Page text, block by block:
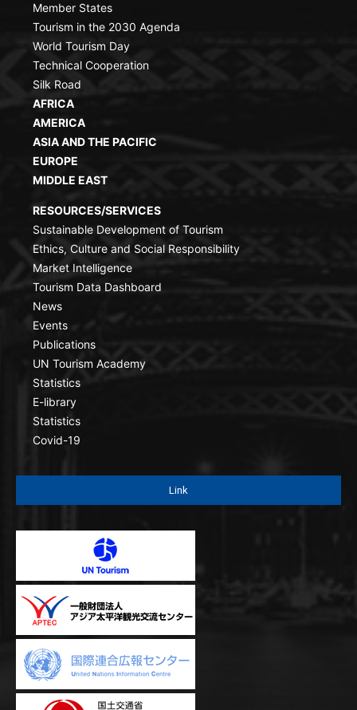
Member States
Tourism in the 2030 Agenda
World Tourism Day
Technical Cooperation
Silk Road
AFRICA
AMERICA
ASIA AND THE PACIFIC
EUROPE
MIDDLE EAST
RESOURCES/SERVICES
Sustainable Development of Tourism
Ethics, Culture and Social Responsibility
Market Intelligence
Tourism Data Dashboard
News
Events
Publications
UN Tourism Academy
Statistics
E-library
Statistics
Covid-19
Link